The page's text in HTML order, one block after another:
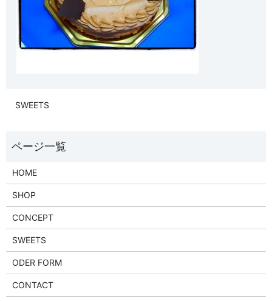
SWEETS
HOME
SHOP
CONCEPT
SWEETS
ODER FORM
CONTACT